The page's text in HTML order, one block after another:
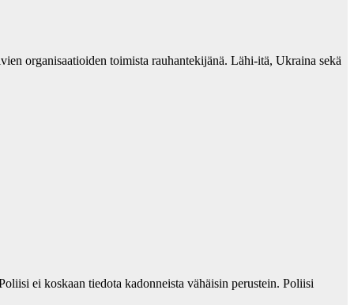
organisaatioiden toimista rauhantekijänä. Lähi-itä, Ukraina sekä
ei koskaan tiedota kadonneista vähäisin perustein. Poliisi